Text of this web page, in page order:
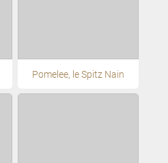
Pomelee, le Spitz Nain